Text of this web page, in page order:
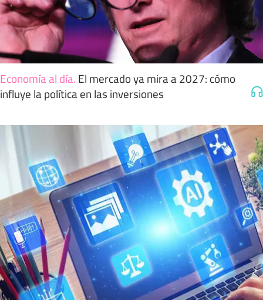
Economía al día. El mercado ya mira a 2027: cómo
influye la política en las inversiones